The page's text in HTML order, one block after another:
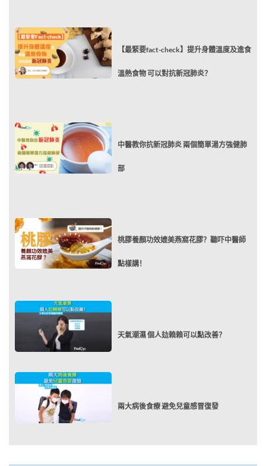
【最緊要fact-check】提升身體溫度及進食
溫熱食物 可以對抗新冠肺炎？
中醫教你抗新冠肺炎 兩個簡單湯方強健肺
部
桃膠養顏功效媲美燕窩花膠？聽吓中醫師
點樣講！
天氣潮濕 個人攰賴賴可以點改善？
兩大病後食療 避免兒童感冒復發